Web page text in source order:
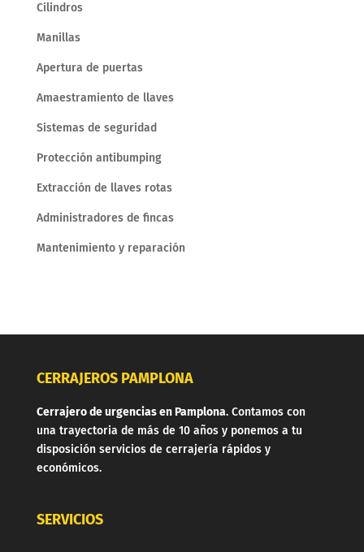
Cilindros
Manillas
Apertura de puertas
Amaestramiento de llaves
Sistemas de seguridad
Protección antibumping
Extracción de llaves rotas
Administradores de fincas
Mantenimiento y reparación
CERRAJEROS PAMPLONA
Cerrajero de urgencias en Pamplona. Contamos con
una trayectoria de más de 10 años y ponemos a tu
disposición servicios de cerrajería rápidos y
económicos.
SERVICIOS